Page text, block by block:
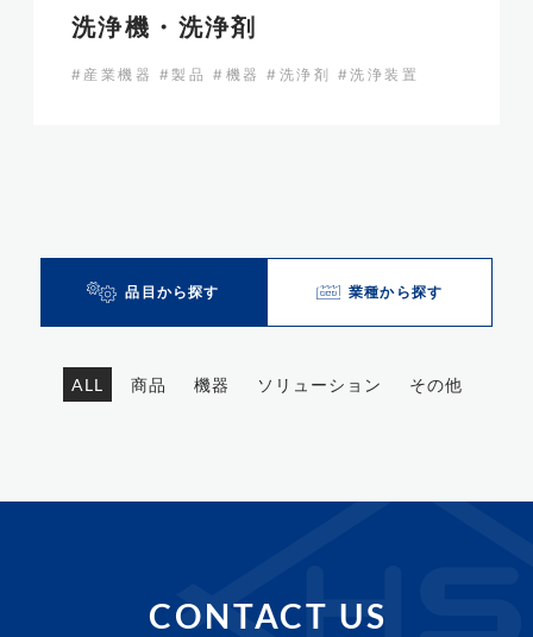
洗浄機・洗浄剤
#産業機器 #製品 #機器 #洗浄剤 #洗浄装置
品目から探す 業種から探す
ALL 商品 機器 ソリューション その他
CONTACT US